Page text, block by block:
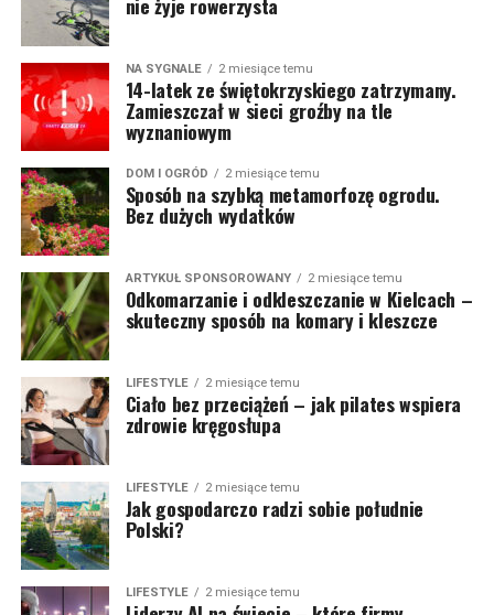
NA SYGNALE 2 miesiące temu
14-latek ze świętokrzyskiego zatrzymany.
Zamieszczał w sieci groźby na tle
wyznaniowym
DOM I OGRÓD 2 miesiące temu
Sposób na szybką metamorfozę ogrodu.
Bez dużych wydatków
ARTYKUŁ SPONSOROWANY 2 miesiące temu
Odkomarzanie i odkleszczanie w Kielcach –
skuteczny sposób na komary i kleszcze
LIFESTYLE 2 miesiące temu
Ciało bez przeciążeń – jak pilates wspiera
zdrowie kręgosłupa
LIFESTYLE 2 miesiące temu
Jak gospodarczo radzi sobie południe
Polski?
LIFESTYLE 2 miesiące temu